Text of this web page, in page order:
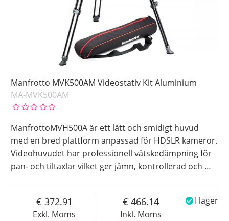
Manfrotto MVK500AM Videostativ Kit Aluminium
MA-MVK500AM
ManfrottoMVH500A är ett lätt och smidigt huvud
med en bred plattform anpassad för HDSLR kameror.
Videohuvudet har professionell vätskedämpning för
pan- och tiltaxlar vilket ger jämn, kontrollerad och …
Exkl. Moms
372.91
Inkl. Moms
466.14 I lager